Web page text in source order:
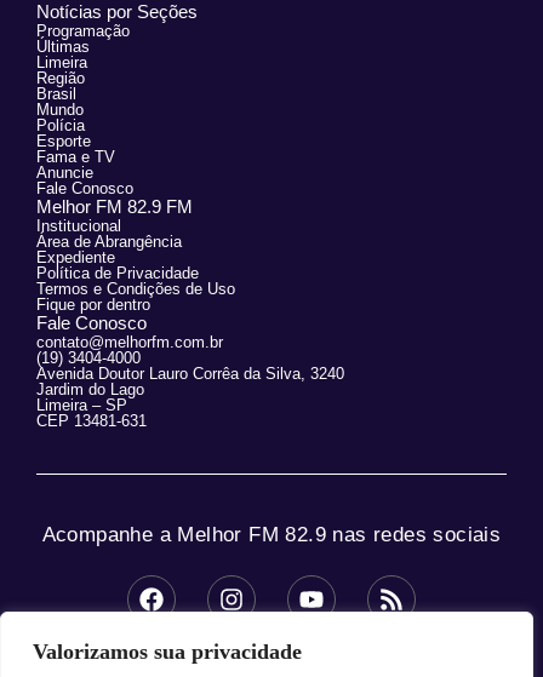
Valorizamos sua privacidade
Notícias por Seções
Programação
Últimas
Limeira
Região
Brasil
Mundo
Polícia
Esporte
Fama e TV
Anuncie
Fale Conosco
Melhor FM 82.9 FM
Institucional
Área de Abrangência
Expediente
Política de Privacidade
Termos e Condições de Uso
Fique por dentro
Fale Conosco
contato@melhorfm.com.br
(19) 3404-4000
Avenida Doutor Lauro Corrêa da Silva, 3240
Jardim do Lago
Limeira – SP
CEP 13481-631
Acompanhe a Melhor FM 82.9 nas redes sociais
© 2025 Melhor FM 82.9 – Todos os direitos